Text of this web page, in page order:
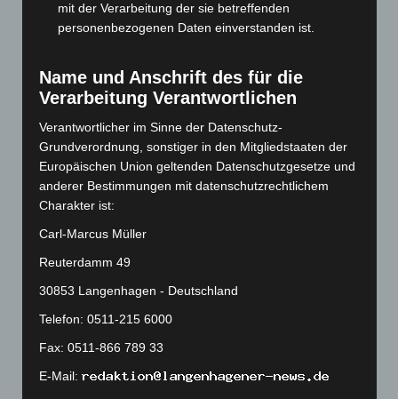
September 2023(133)
August 2023
Juni 2023(142)
Mai 2023
(139)
April 2023(155)
März 2023(174)
Februar 2023(154)
Januar 2023
(140)
Juli 2022 (133)
mit der Verarbeitung der sie betreffenden
personenbezogenen Daten einverstanden ist.
Name und Anschrift des für die
Verarbeitung Verantwortlichen
Verantwortlicher im Sinne der Datenschutz-
Grundverordnung, sonstiger in den Mitgliedstaaten der
Europäischen Union geltenden Datenschutzgesetze und
anderer Bestimmungen mit datenschutzrechtlichem
Charakter ist:
Carl-Marcus Müller
Reuterdamm 49
30853 Langenhagen - Deutschland
Telefon: 0511-215 6000
Fax: 0511-866 789 33
E-Mail: